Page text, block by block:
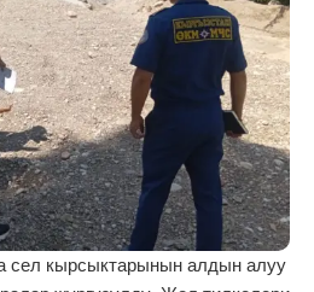
сел кырсыктарынын алдын алуу